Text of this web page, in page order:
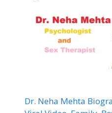
Dr. Neha Mehta